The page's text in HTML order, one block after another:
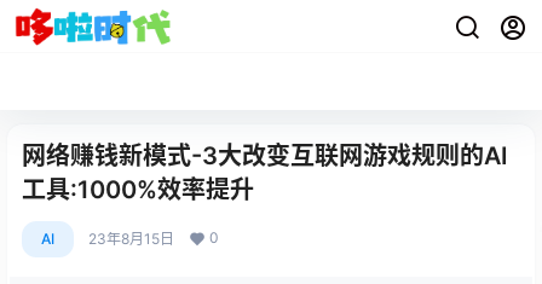
网络赚钱新模式-3大改变互联网游戏规则的AI
工具:1000%效率提升
AI 23年8月15日 0